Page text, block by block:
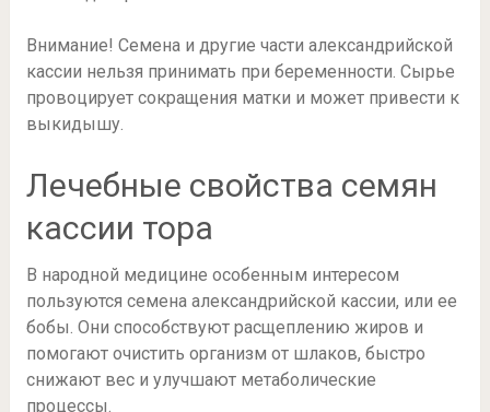
Внимание! Семена и другие части александрийской
кассии нельзя принимать при беременности. Сырье
провоцирует сокращения матки и может привести к
выкидышу.
Лечебные свойства семян
кассии тора
В народной медицине особенным интересом
пользуются семена александрийской кассии, или ее
бобы. Они способствуют расщеплению жиров и
помогают очистить организм от шлаков, быстро
снижают вес и улучшают метаболические
процессы.